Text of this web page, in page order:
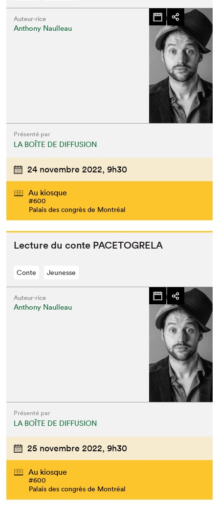
Auteur·rice
Anthony Naulleau
Présenté par
LA BOÎTE DE DIFFUSION
24 novembre 2022, 9h30
Au kiosque
#600
Palais des congrès de Montréal
Lec­ture du con­te PACETOGRELA
Conte Jeunesse
Auteur·rice
Anthony Naulleau
Présenté par
LA BOÎTE DE DIFFUSION
25 novembre 2022, 9h30
Au kiosque
#600
Palais des congrès de Montréal